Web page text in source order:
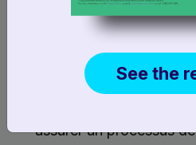
grande échelle
pour optimiser
assurer un processus
See the